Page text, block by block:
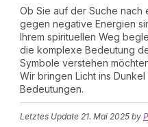
Ob Sie auf der Suche nach
gegen negative Energien
Ihrem spirituellen Weg
die komplexe Bedeutung
Symbole verstehen
Wir bringen Licht ins
Bedeutungen.
Letztes Update 21. Mai 2025 by